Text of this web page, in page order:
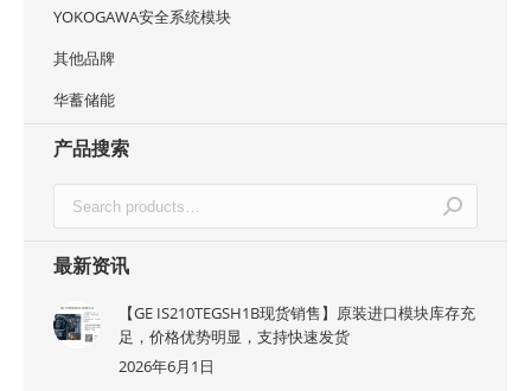
YOKOGAWA安全系统模块
其他品牌
华蓄储能
产品搜索
最新资讯
【GE IS210TEGSH1B现货销售】原装进口模块库存充
足，价格优势明显，支持快速发货
2026年6月1日